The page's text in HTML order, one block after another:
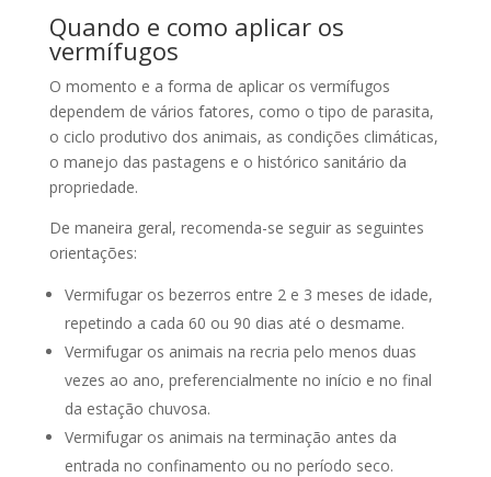
Quando e como aplicar os
vermífugos
O momento e a forma de aplicar os vermífugos
dependem de vários fatores, como o tipo de parasita,
o ciclo produtivo dos animais, as condições climáticas,
o manejo das pastagens e o histórico sanitário da
propriedade.
De maneira geral, recomenda-se seguir as seguintes
orientações:
Vermifugar os bezerros entre 2 e 3 meses de idade,
repetindo a cada 60 ou 90 dias até o desmame.
Vermifugar os animais na recria pelo menos duas
vezes ao ano, preferencialmente no início e no final
da estação chuvosa.
Vermifugar os animais na terminação antes da
entrada no confinamento ou no período seco.